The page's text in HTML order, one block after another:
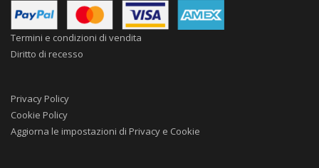
Termini e condizioni di vendita
Diritto di recesso
Privacy Policy
Cookie Policy
Aggiorna le impostazioni di Privacy e Cookie